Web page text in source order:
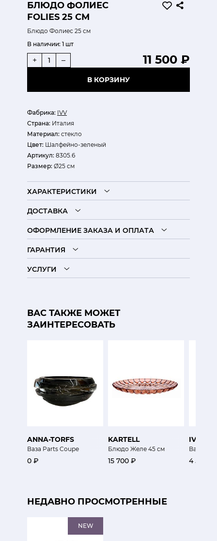
БЛЮДО ФОЛИЕС
FOLIES 25 СМ
Блюдо Фолиес 25 см
Фабрика: IVV
Страна: Италия
Материал: стекло
Цвет: Шалфейно-зеленый
Артикул: 8305.6
Размер: Ø25 см
В наличии: 1 шт
11 500 ₽
+ –
В КОРЗИНУ
ХАРАКТЕРИСТИКИ
ДОСТАВКА
ОФОРМЛЕНИЕ ЗАКАЗА И ОПЛАТА
ГАРАНТИЯ
УСЛУГИ
ВАС ТАКЖЕ МОЖЕТ
ЗАИНТЕРЕСОВАТЬ
ANNA-TORFS
Ваза Parts Coupe
0 ₽
KARTELL
Блюдо Желе 45 см
15 700 ₽
IVV
Ваза
4 500 ₽
НЕДАВНО ПРОСМОТРЕННЫЕ
NEW